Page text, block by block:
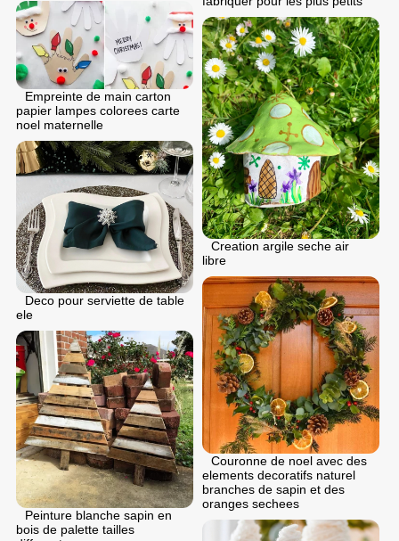
Empreinte de main carton
papier lampes colorees carte
noel maternelle
Creation argile seche air
libre
Deco pour serviette de table
ele
Couronne de noel avec des
elements decoratifs naturel
branches de sapin et des
oranges sechees
Peinture blanche sapin en
bois de palette tailles